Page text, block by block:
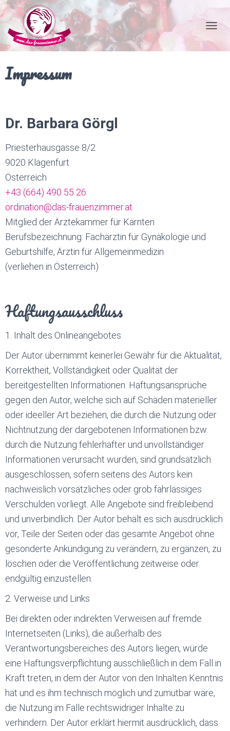
A
V
Impressum
Dr. Barbara Görgl
Priesterhausgasse 8/2
9020 Klagenfurt
Österreich
+43 (664) 490 55 26
ordination@das-frauenzimmer.at
Mitglied der Ärztekammer für Kärnten
Berufsbezeichnung: Fachärztin für Gynäkologie und
Geburtshilfe, Ärztin für Allgemeinmedizin
(verliehen in Österreich)
Haftungsausschluss
1. Inhalt des Onlineangebotes
Der Autor übernimmt keinerlei Gewähr für die Aktualität,
Korrektheit, Vollständigkeit oder Qualität der
bereitgestellten Informationen. Haftungsansprüche
gegen den Autor, welche sich auf Schäden materieller
oder ideeller Art beziehen, die durch die Nutzung oder
Nichtnutzung der dargebotenen Informationen bzw.
durch die Nutzung fehlerhafter und unvollständiger
Informationen verursacht wurden, sind grundsätzlich
ausgeschlossen, sofern seitens des Autors kein
nachweislich vorsätzliches oder grob fahrlässiges
Verschulden vorliegt. Alle Angebote sind freibleibend
und unverbindlich. Der Autor behält es sich ausdrücklich
vor, Teile der Seiten oder das gesamte Angebot ohne
gesonderte Ankündigung zu verändern, zu ergänzen, zu
löschen oder die Veröffentlichung zeitweise oder
endgültig einzustellen.
2. Verweise und Links
Bei direkten oder indirekten Verweisen auf fremde
Internetseiten (Links), die außerhalb des
Verantwortungsbereiches des Autors liegen, würde
eine Haftungsverpflichtung ausschließlich in dem Fall in
Kraft treten, in dem der Autor von den Inhalten Kenntnis
hat und es ihm technisch möglich und zumutbar wäre,
die Nutzung im Falle rechtswidriger Inhalte zu
verhindern. Der Autor erklärt hiermit ausdrücklich, dass